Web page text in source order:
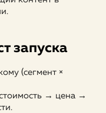
запуска
(сегмент ×
→ цена →